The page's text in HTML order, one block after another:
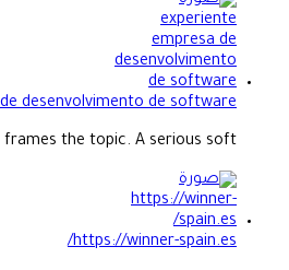
desenvolvimento de software
the topic. A serious soft...
https://winner-spain.es/